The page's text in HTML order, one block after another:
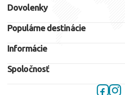
Dovolenky
Populárne destinácie
Informácie
Spoločnosť